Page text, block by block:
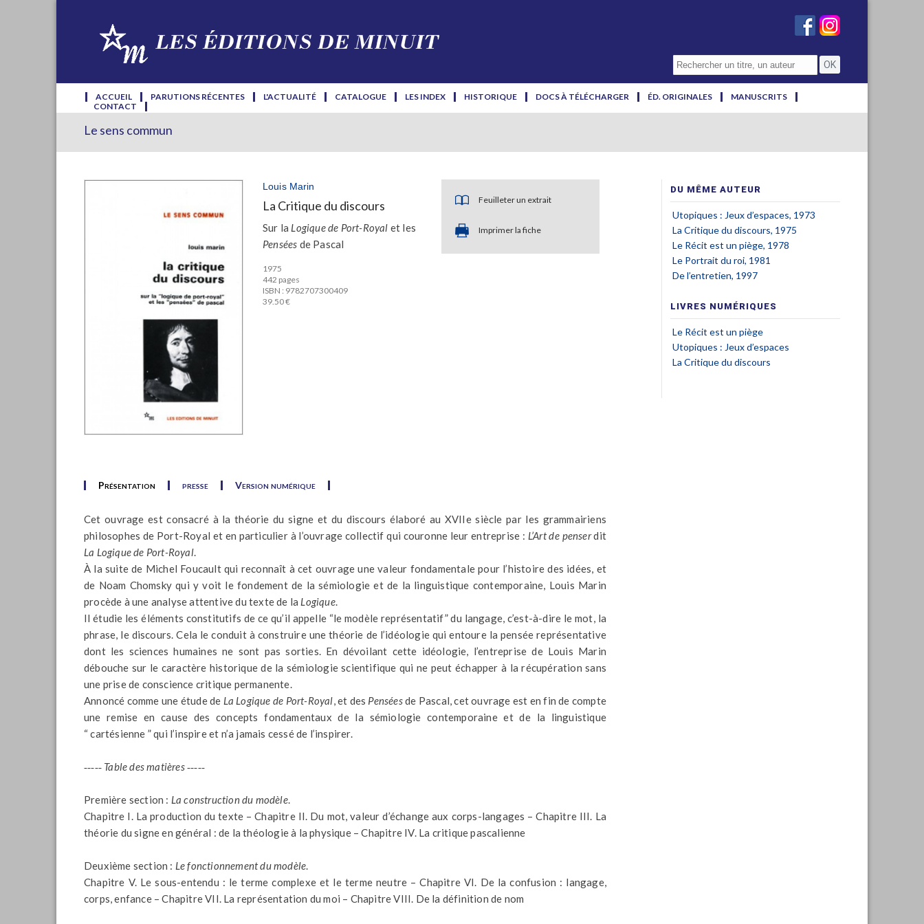
ACCUEIL PARUTIONS RÉCENTES L'ACTUALITÉ CATALOGUE LES INDEX HISTORIQUE DOCS À TÉLÉCHARGER ÉD. ORIGINALES
MANUSCRITS
CONTACT
Le sens commun
Louis Marin
La Critique du discours
Sur la Logique de Port-Royal et les
Pensées de Pascal
1975
442 pages
ISBN : 9782707300409
39.50 €
Feuilleter un extrait
Imprimer la fiche
Présentation presse Version numérique
Cet ouvrage est consacré à la théorie du signe et du discours élaboré au XVIIe siècle par les grammairiens
philosophes de Port-Royal et en particulier à l’ouvrage collectif qui couronne leur entreprise : L’Art de penserdit
La Logique de Port-Royal.
À la suite de Michel Foucault qui reconnaît à cet ouvrage une valeur fondamentale pour l’histoire des idées, et
de Noam Chomsky qui y voit le fondement de la sémiologie et de la linguistique contemporaine, Louis Marin
procède à une analyse attentive du texte de la Logique.
Il étudie les éléments constitutifs de ce qu’il appelle “le modèle représentatif” du langage, c’est-à-dire le mot, la
phrase, le discours. Cela le conduit à construire une théorie de l’idéologie qui entoure la pensée représentative
dont les sciences humaines ne sont pas sorties. En dévoilant cette idéologie, l’entreprise de Louis Marin
débouche sur le caractère historique de la sémiologie scientifique qui ne peut échapper à la récupération sans
une prise de conscience critique permanente.
Annoncé comme une étude de La Logique de Port-Royal, et des Penséesde Pascal, cet ouvrage est en fin de compte
une remise en cause des concepts fondamentaux de la sémiologie contemporaine et de la linguistique
“ cartésienne ” qui l’inspire et n’a jamais cessé de l’inspirer.
‑‑‑‑‑ Table des matières ‑‑‑‑‑
Première section : La construction du modèle.
Chapitre I. La production du texte – Chapitre II. Du mot, valeur d’échange aux corps-langages – Chapitre III. La
théorie du signe en général : de la théologie à la physique – Chapitre IV. La critique pascalienne
Deuxième section : Le fonctionnement du modèle.
Chapitre V. Le sous-entendu : le terme complexe et le terme neutre – Chapitre VI. De la confusion : langage,
corps, enfance – Chapitre VII. La représentation du moi – Chapitre VIII. De la définition de nom
DU MÊME AUTEUR
Utopiques : Jeux d’espaces, 1973
La Critique du discours, 1975
Le Récit est un piège, 1978
Le Portrait du roi, 1981
De l’entretien, 1997
LIVRES NUMÉRIQUES
Le Récit est un piège
Utopiques : Jeux d’espaces
La Critique du discours